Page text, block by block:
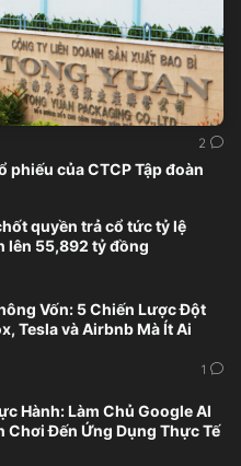
phiếu của CTCP Tập đoàn
2
quyền trả cổ tức tỷ lệ
lên 55,892 tỷ đồng
Vốn: 5 Chiến Lược Đột
Tesla và Airbnb Mà Ít Ai
1
Hành: Làm Chủ Google AI
Chơi Đến Ứng Dụng Thực Tế